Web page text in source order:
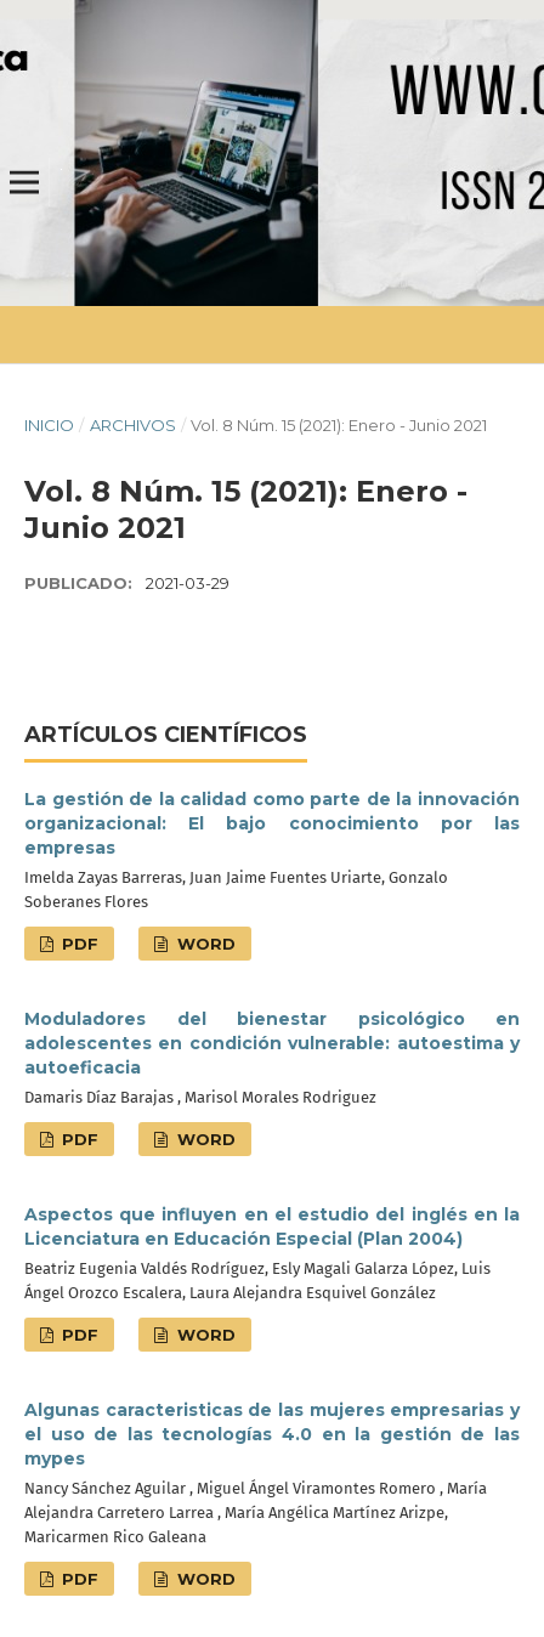
INICIO / ARCHIVOS / Vol. 8 Núm. 15 (2021): Enero - Junio 2021
Vol. 8 Núm. 15 (2021): Enero -
Junio 2021
PUBLICADO: 2021-03-29
ARTÍCULOS CIENTÍFICOS
La gestión de la calidad como parte de la innovación
organizacional: El bajo conocimiento por las
empresas
Imelda Zayas Barreras, Juan Jaime Fuentes Uriarte, Gonzalo
Soberanes Flores
PDF WORD
Moduladores del bienestar psicológico en
adolescentes en condición vulnerable: autoestima y
autoeficacia
Damaris Díaz Barajas , Marisol Morales Rodriguez
PDF WORD
Aspectos que influyen en el estudio del inglés en la
Licenciatura en Educación Especial (Plan 2004)
Beatriz Eugenia Valdés Rodríguez, Esly Magali Galarza López, Luis
Ángel Orozco Escalera, Laura Alejandra Esquivel González
PDF WORD
Algunas caracteristicas de las mujeres empresarias y
el uso de las tecnologías 4.0 en la gestión de las
mypes
Nancy Sánchez Aguilar , Miguel Ángel Viramontes Romero , María
Alejandra Carretero Larrea , María Angélica Martínez Arizpe,
Maricarmen Rico Galeana
PDF WORD